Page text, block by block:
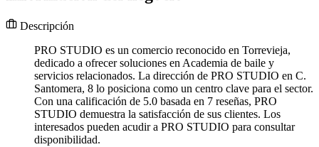
Descripción
PRO STUDIO es un comercio reconocido en Torrevieja,
dedicado a ofrecer soluciones en Academia de baile y
servicios relacionados. La dirección de PRO STUDIO en C.
Santomera, 8 lo posiciona como un centro clave para el sector.
Con una calificación de 5.0 basada en 7 reseñas, PRO
STUDIO demuestra la satisfacción de sus clientes. Los
interesados pueden acudir a PRO STUDIO para consultar
disponibilidad.